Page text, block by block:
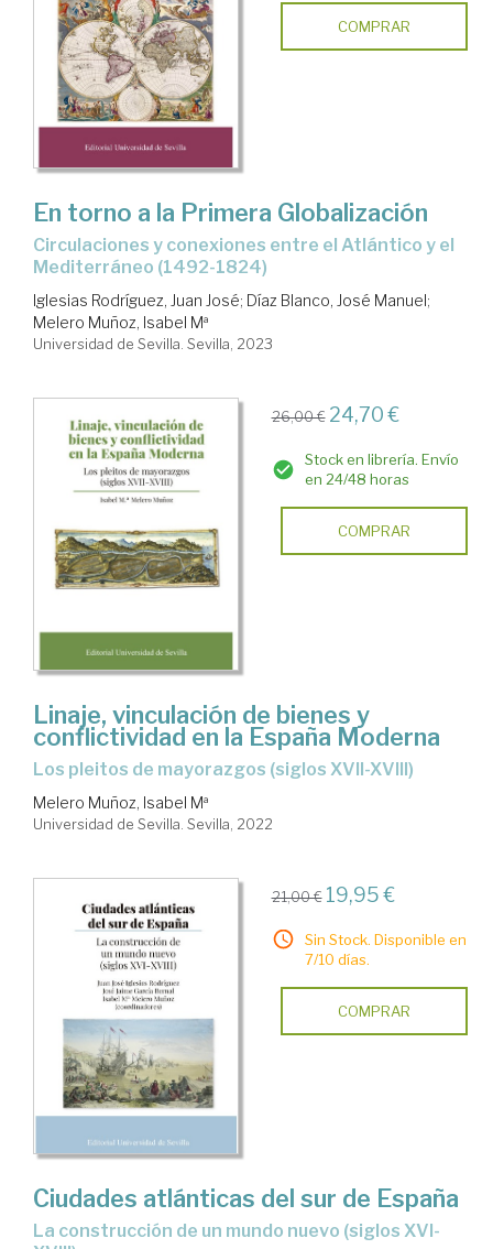
COMPRAR
En torno a la Primera Globalización
circulaciones y conexiones entre el Atlántico y el
Mediterráneo (1492-1824)
Iglesias Rodríguez, Juan José; Díaz Blanco, José Manuel;
Melero Muñoz, Isabel Mª
Universidad de Sevilla. Sevilla, 2023
26,00 € 24,70 €
Stock en librería. Envío
en 24/48 horas
COMPRAR
Linaje, vinculación de bienes y
conflictividad en la España Moderna
Los pleitos de mayorazgos (siglos XVII-XVIII)
Melero Muñoz, Isabel Mª
Universidad de Sevilla. Sevilla, 2022
21,00 € 19,95 €
Sin Stock. Disponible en
7/10 días.
COMPRAR
Ciudades atlánticas del sur de España
La construcción de un mundo nuevo (siglos XVI-